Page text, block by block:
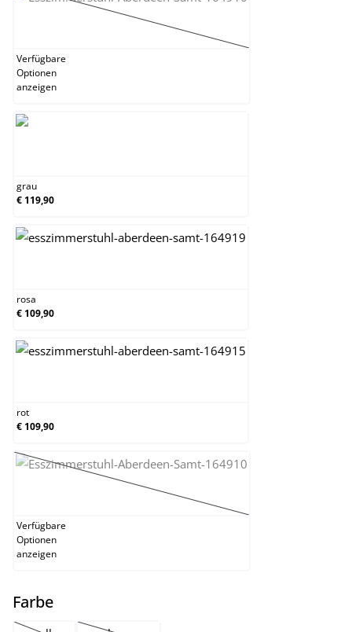
gelb
(Diese Option ist zurzeit nicht verfügbar.)
Verfügbare
Optionen
anzeigen
grau
€ 119,90
rosa
€ 109,90
rot
€ 109,90
schwarz
(Diese Option ist zurzeit nicht verfügbar.)
Verfügbare
Optionen
anzeigen
Farbeauswählen